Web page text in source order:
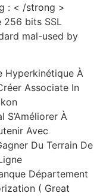
: < /strong >
bits SSL
mal-used by
Hyperkinétique À
Associate In
S’Améliorer À
Avec
Du Terrain De
Département
( Great